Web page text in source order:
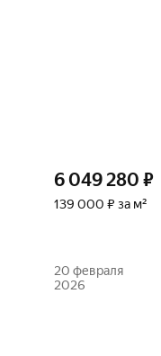
6 049 280 ₽
139 000 ₽ за м²
20 февраля
2026